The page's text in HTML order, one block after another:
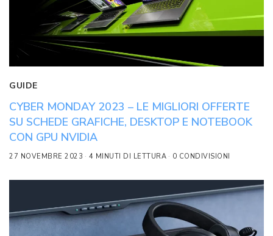
GUIDE
CYBER MONDAY 2023 – LE MIGLIORI OFFERTE
SU SCHEDE GRAFICHE, DESKTOP E NOTEBOOK
CON GPU NVIDIA
27 NOVEMBRE 2023 4 MINUTI DI LETTURA 0 CONDIVISIONI